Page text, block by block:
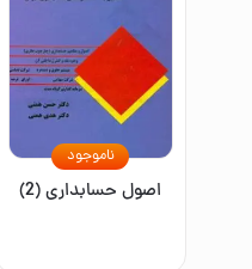
اصول حسابداری (2)
ناموجود